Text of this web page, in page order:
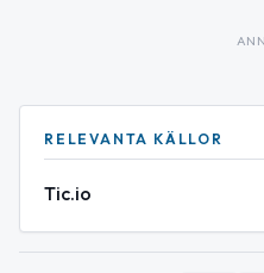
RELEVANTA KÄLLOR
Tic.io